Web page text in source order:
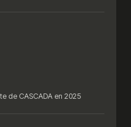
de CASCADA en 2025